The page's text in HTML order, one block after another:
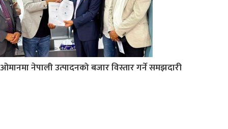
ओमानमा नेपाली उत्पादनको बजार विस्तार गर्ने समझदारी